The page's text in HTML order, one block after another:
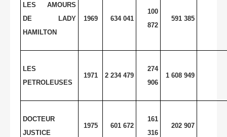
LES AMOURS
DE LADY
HAMILTON
1969 634 041
100
872
591 385
LES
PETROLEUSES
1971 2 234 479
274
906
1 608 949
DOCTEUR
JUSTICE
1975 601 672
161
316
202 907